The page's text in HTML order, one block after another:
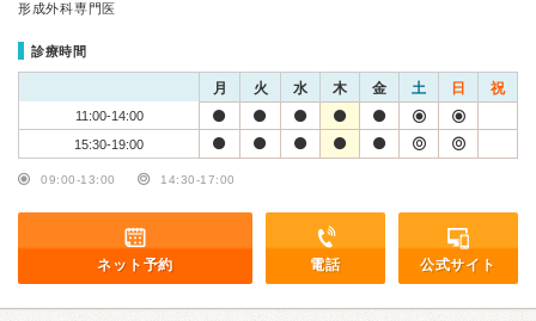
形成外科専門医
診療時間
月 火 水 木 金 土 日 祝
11:00-14:00
15:30-19:00
09:00-13:00 14:30-17:00
ネット予約 電話 公式サイト